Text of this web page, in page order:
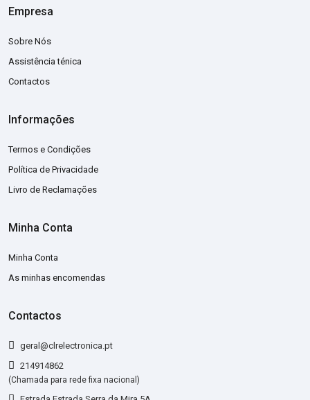
Empresa
Sobre Nós
Assistência ténica
Contactos
Informações
Termos e Condições
Política de Privacidade
Livro de Reclamações
Minha Conta
Minha Conta
As minhas encomendas
Contactos
geral@clrelectronica.pt
214914862
(Chamada para rede fixa nacional)